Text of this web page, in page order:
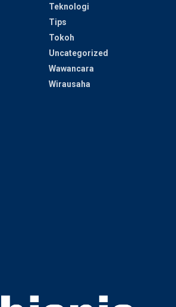
Teknologi
Tips
Tokoh
Uncategorized
Wawancara
Wirausaha